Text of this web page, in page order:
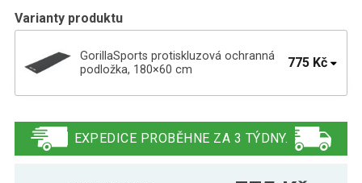
Varianty produktu
GorillaSports protiskluzová ochranná
podložka, 180×60 cm
775 Kč
podložka, 120×60 cm
EXPEDICE PROBĚHNE ZA 3 TÝDNY.